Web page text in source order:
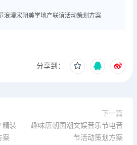
浪漫宋朝美学地产联谊活动策划方案
分享到：
精装
案
下一篇
趣味唐朝国潮文娱音乐节电音
节活动策划方案